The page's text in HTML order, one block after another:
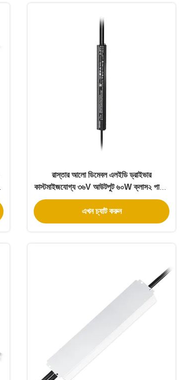
রাস্তার আলো ডিমেবল এলইডি ড্রাইভার
কাস্টমাইজযোগ্য ৩৬V আউটপুট ৬০W ক্লাস২ পাতলা
স্লিম IP67 UL PWM
এখন চ্যাট করুন